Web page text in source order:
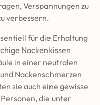
Verspannungen zu
verbessern.
für die Erhaltung
Nackenkissen
in einer neutralen
Nackenschmerzen
sie auch eine gewisse
die unter